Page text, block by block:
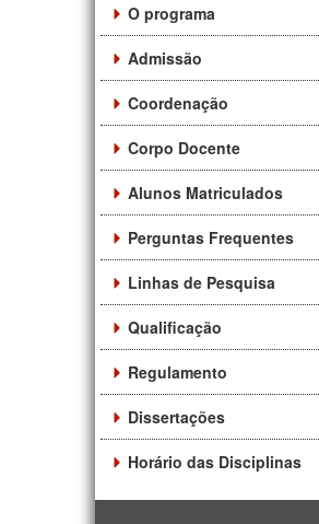
O programa
Admissão
Coordenação
Corpo Docente
Alunos Matriculados
Perguntas Frequentes
Linhas de Pesquisa
Qualificação
Regulamento
Dissertações
Horário das Disciplinas